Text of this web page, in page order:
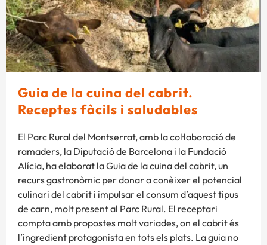
Guia de la cuina del cabrit.
Receptes fàcils i saludables
El Parc Rural del Montserrat, amb la col·laboració de
ramaders, la Diputació de Barcelona i la Fundació
Alícia, ha elaborat la Guia de la cuina del cabrit, un
recurs gastronòmic per donar a conèixer el potencial
culinari del cabrit i impulsar el consum d’aquest tipus
de carn, molt present al Parc Rural. El receptari
compta amb propostes molt variades, on el cabrit és
l’ingredient protagonista en tots els plats. La guia no